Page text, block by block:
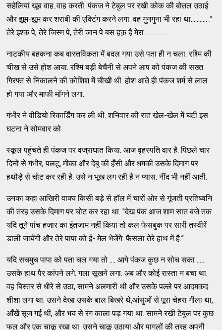
सहेलियां खूब वाह..वाह करती. पंकज ने टेबुल पर रखी कोक की बोतल उठाई
और झूम-झूम कर शराबी की एक्टिंग करने लगा. वह गुनगुना भी रहा था........... .''
तेरे इश्क पे, तेरे जिस्म पे, तेरी जान पे बस हक़ है मेरा................
नाटकीय बहकना कब वास्तविकता में बदल गया उसे पता ही न चला. रश्मि की
चीख से उसे होश आया. रश्मि बड़ी बेचैनी से अपने आप को पंकज की सख्त
गिरफ्त से निकालने की कोशिश में चीखी थी. होश आते ही पंकज शर्म से लाल
हो गया और माफी माँगने लगा.
गंभीर ने वीडियो रिकार्डिंग कर ली थी. शनिवार की रात खेल-खेल में घटी इस
घटना ने सोमवार को
स्कूल पहुंचते ही पंकज पर वज्राघात किया. आज वृहस्पति वार है. पिछले चार
दिनों से गंभीर, पलटू, मीका और देबू की हँसी और धमकी उसके दिमाग पर
हथौड़े से चोट कर रही है. उसे न भूख लग रही है न प्यास. नींद भी नहीं आती.
उनका कहा आखिरी वाक्य किसी बड़े से हॉल में चारों ओर से गूंजती प्रतिध्वनि
की तरह उसके दिमाग पर चोट कर रहा था. "देख पंक आज शाम सात बजे तक
यदि तूने पांच हजार का इंतजाम नहीं किया तो कल फेसबुक पर सारी तस्वीरें
डाली जायेंगी और तेरे पापा को ई- मेल भेजेंगे. फैसला तेरे हाथ में है.”
यदि सचमुच पापा को पता चल गया तो .... आगे पंकज कुछ न सोच सका .....
उसके हाथ पैर कांपने लगे. गला सूखने लगा. अब और कोई रास्ता न बचा था.
वह बिस्तर से धीरे से उठा, सामने अलमारी थी और उसके पल्ले पर आदमकद
शीशा लगा था. उसने देखा उसके बाल बिखरे थे,आंसुओं से पूरा चेहरा गीला था,
आँखें सूज गई थीं, और भय से रंग काला पड़ गया था. सामने रखी टेबुल पर कुछ
फल और एक चाकू रखा था. उसने चाकू उठाया और पागलों की तरह अपनी